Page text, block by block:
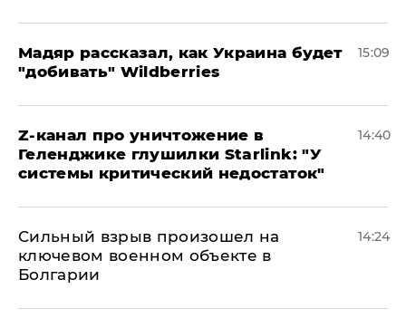
Мадяр рассказал, как Украина будет
"добивать" Wildberries
15:09
Z-канал про уничтожение в
Геленджике глушилки Starlink: "У
системы критический недостаток"
14:40
Сильный взрыв произошел на
ключевом военном объекте в
Болгарии
14:24